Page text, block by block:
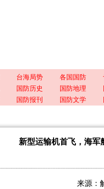
台海局势 各国国防
国防历史 国防地理
国防报刊 国防文学
新型运输机首飞，海
来源：